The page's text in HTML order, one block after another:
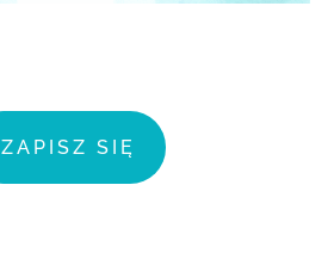
ZAPISZ SIĘ